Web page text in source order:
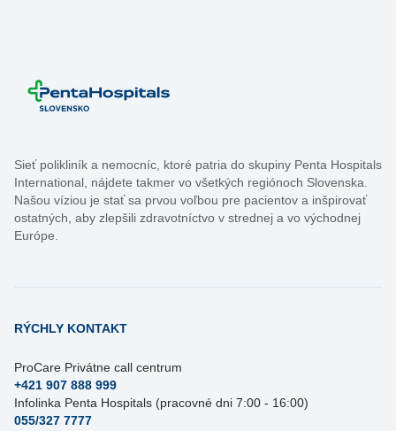
Sieť polikliník a nemocníc, ktoré patria do skupiny Penta Hospitals
International, nájdete takmer vo všetkých regiónoch Slovenska.
Našou víziou je stať sa prvou voľbou pre pacientov a inšpirovať
ostatných, aby zlepšili zdravotníctvo v strednej a vo východnej
Európe.
RÝCHLY KONTAKT
ProCare Privátne call centrum
+421 907 888 999
Infolinka Penta Hospitals (pracovné dni 7:00 - 16:00)
055/327 7777